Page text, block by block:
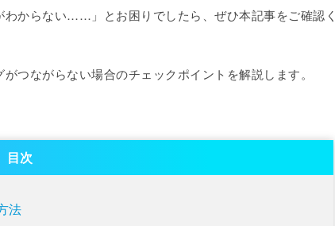
わからない……」とお困りでしたら、ぜひ本記事をご確認
つながらない場合のチェックポイントを解説します。
目次
法